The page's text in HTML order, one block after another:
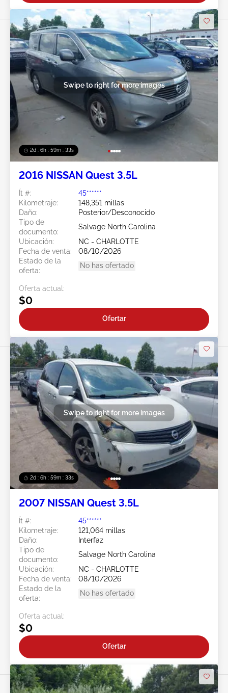
2d : 6h : 59m : 31s
Swipe to right for more images
2016 NISSAN Quest 3.5L
Ít #:
45******
Kilometraje:
148,351 millas
Daño:
Posterior/Desconocido
Tipo de
documento:
Salvage North Carolina
Ubicación:
NC - CHARLOTTE
Fecha de venta:
08/10/2026
Estado de la
oferta:
No has ofertado
Oferta actual:
$0
Ofertar
2d : 6h : 59m : 31s
Swipe to right for more images
2007 NISSAN Quest 3.5L
Ít #:
45******
Kilometraje:
121,064 millas
Daño:
Interfaz
Tipo de
documento:
Salvage North Carolina
Ubicación:
NC - CHARLOTTE
Fecha de venta:
08/10/2026
Estado de la
oferta:
No has ofertado
Oferta actual:
$0
Ofertar